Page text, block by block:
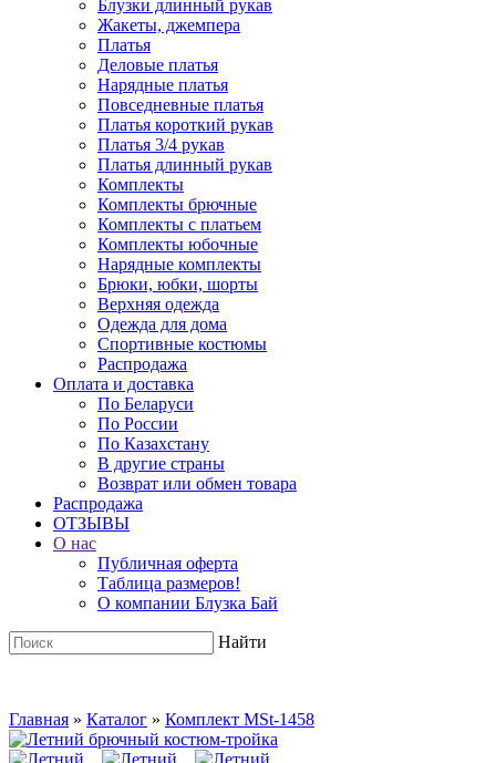
Блузки длинный рукав
Жакеты, джемпера
Платья
Деловые платья
Нарядные платья
Повседневные платья
Платья короткий рукав
Платья 3/4 рукав
Платья длинный рукав
Комплекты
Комплекты брючные
Комплекты с платьем
Комплекты юбочные
Нарядные комплекты
Брюки, юбки, шорты
Верхняя одежда
Одежда для дома
Спортивные костюмы
Распродажа
Оплата и доставка
По Беларуси
По России
По Казахстану
В другие страны
Возврат или обмен товара
Распродажа
ОТЗЫВЫ
О нас
Публичная оферта
Таблица размеров!
О компании Блузка Бай
Найти
Главная » Каталог » Комплект MSt-1458